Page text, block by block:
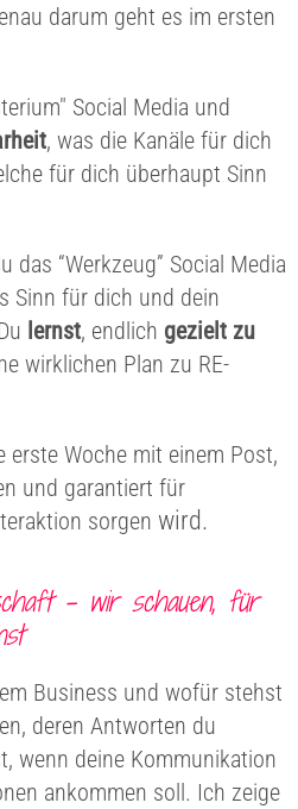
darum geht es im ersten
Social Media und
, was die Kanäle für dich
für dich überhaupt Sinn
das “Werkzeug” Social Media
Sinn für dich und dein
lernst, endlich gezielt zu
wirklichen Plan zu RE-
erste Woche mit einem Post,
und garantiert für
sorgen wird.
– wir schauen, für
Business und wofür stehst
deren Antworten du
wenn deine Kommunikation
ankommen soll. Ich zeige